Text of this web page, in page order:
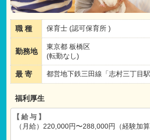
職 種 保育士 (認可保育所 )
勤務地
東京都 板橋区
(転勤なし)
最 寄 都営地下鉄三田線「志村三丁目
福利厚生
【給与】
（月給）220,000円〜288,000円（経験加算